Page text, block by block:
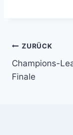
ZURÜCK
Champions-
Finale